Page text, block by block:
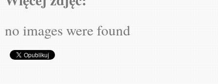
no images were found